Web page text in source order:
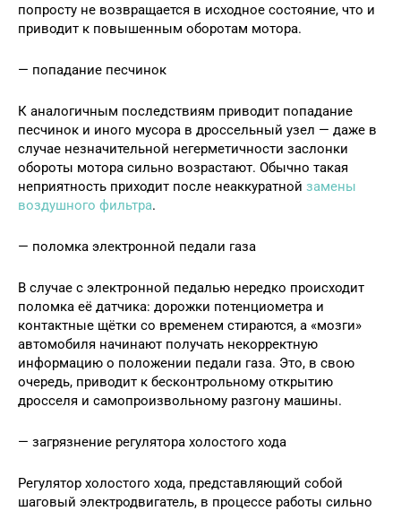
попросту не возвращается в исходное состояние, что и
приводит к повышенным оборотам мотора.
— попадание песчинок
К аналогичным последствиям приводит попадание
песчинок и иного мусора в дроссельный узел — даже в
случае незначительной негерметичности заслонки
обороты мотора сильно возрастают. Обычно такая
неприятность приходит после неаккуратной замены
воздушного фильтра.
— поломка электронной педали газа
В случае с электронной педалью нередко происходит
поломка её датчика: дорожки потенциометра и
контактные щётки со временем стираются, а «мозги»
автомобиля начинают получать некорректную
информацию о положении педали газа. Это, в свою
очередь, приводит к бесконтрольному открытию
дросселя и самопроизвольному разгону машины.
— загрязнение регулятора холостого хода
Регулятор холостого хода, представляющий собой
шаговый электродвигатель, в процессе работы сильно